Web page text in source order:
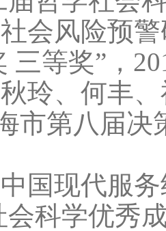
社会风险预
三等奖”，
玲、何丰
市第八届决
中国现代服
会科学优秀